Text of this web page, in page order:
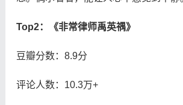
Top2：《非常律师禹英禑》
豆瓣分数：8.9分
评论人数：10.3万+